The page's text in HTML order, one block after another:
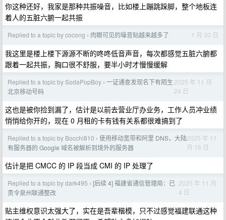
你这种还好，我家是那种共振噪音，比如楼上蹦跳跺脚，整个地板连
着人的五脏六腑一起共振
Replied to a topic by cocong › 肉眼可见的噪音贴越来越多了 1 月 30 日
我这里是楼上楼下源源不断的咚咚低音声音，每次都感觉五脏六腑都
跟着一起共振，胸口很不舒服，要半小时才慢慢缓解
Replied to a topic by SodaPopBoy › 一证通查发现名下有陌生
北京移动号码
2025 年 11 月
24 日
这也是被你捡到漏了，估计是以前去营业厅办业务，工作人员冲业绩
悄悄给你开的，现在 0 月租的卡有钱有关系都很难搞到了
Replied to a topic by Bocchi810 › 使用移动宽带和阿里 DNS，大陆
有服务器的 Google 域名被解析到境外的服务器
2025 年 11
月 16 日
估计是把 CMCC 的 IP 段当成 CMI 的 IP 处理了
Replied to a topic by dark495 › [后续 4] 福建省通信管理局：已
责令泉州联通整改
2025 年 11 月
4 日
贴主维权意识太强大了，实在是吾辈楷模，只不过感觉福建联通这种